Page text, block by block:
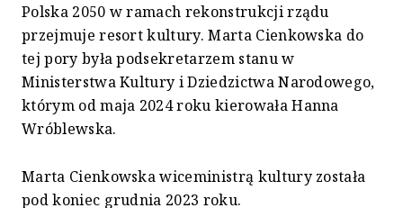
Polska 2050 w ramach rekonstrukcji rządu
przejmuje resort kultury. Marta Cienkowska do
tej pory była podsekretarzem stanu w
Ministerstwa Kultury i Dziedzictwa Narodowego,
którym od maja 2024 roku kierowała Hanna
Wróblewska.
Marta Cienkowska wiceministrą kultury została
pod koniec grudnia 2023 roku.